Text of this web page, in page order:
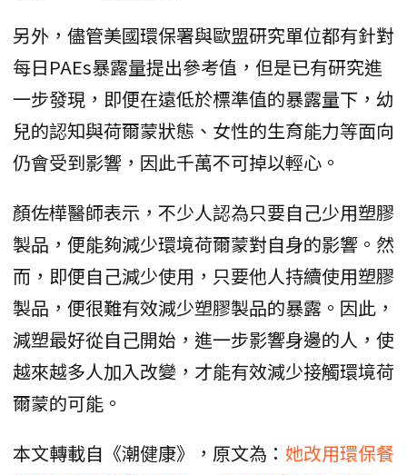
另外，儘管美國環保署與歐盟研究單位都有針對
每日PAEs暴露量提出參考值，但是已有研究進
一步發現，即便在遠低於標準值的暴露量下，幼
兒的認知與荷爾蒙狀態、女性的生育能力等面向
仍會受到影響，因此千萬不可掉以輕心。
顏佐樺醫師表示，不少人認為只要自己少用塑膠
製品，便能夠減少環境荷爾蒙對自身的影響。然
而，即便自己減少使用，只要他人持續使用塑膠
製品，便很難有效減少塑膠製品的暴露。因此，
減塑最好從自己開始，進一步影響身邊的人，使
越來越多人加入改變，才能有效減少接觸環境荷
爾蒙的可能。
本文轉載自《潮健康》，原文為： 她改用環保餐